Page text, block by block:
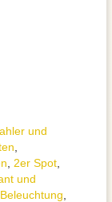
und
2er Spot
und